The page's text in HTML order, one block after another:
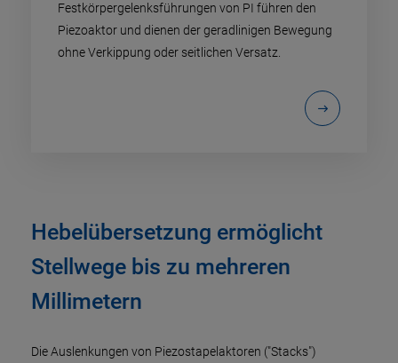
Festkörpergelenksführungen von PI führen den
Piezoaktor und dienen der geradlinigen Bewegung
ohne Verkippung oder seitlichen Versatz.
Hebelübersetzung ermöglicht
Stellwege bis zu mehreren
Millimetern
Die Auslenkungen von Piezostapelaktoren ("Stacks")